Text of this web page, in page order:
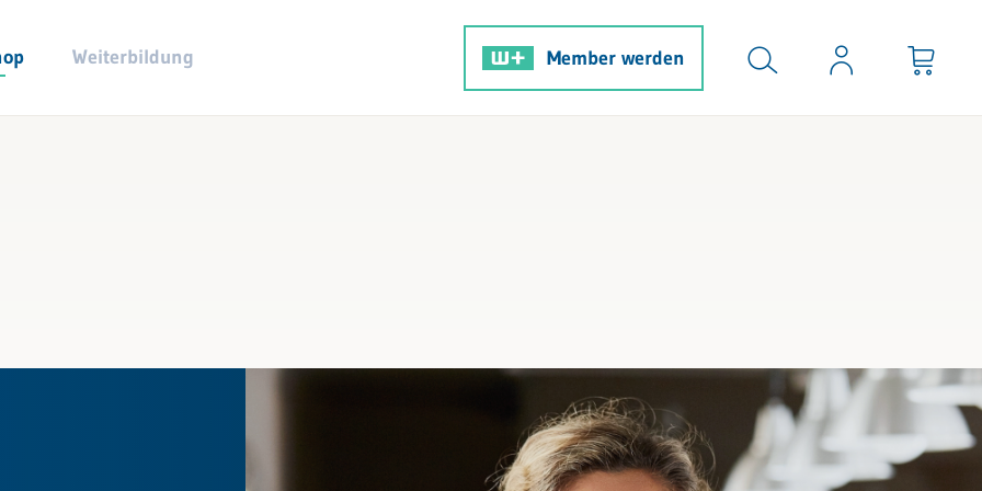
Weiterbildung Member werden